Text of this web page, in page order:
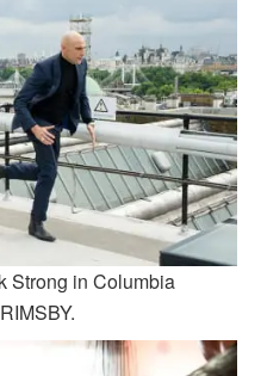
Strong in Columbia